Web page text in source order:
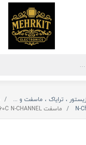
، ترایاک ، ماسفت و ...
ماسفت 20N60C N-CHANNEL